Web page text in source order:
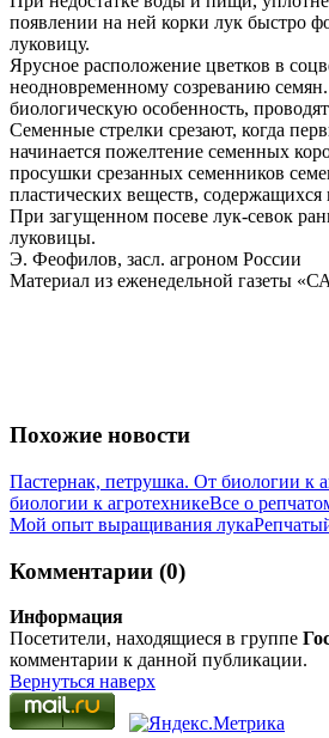
появлении на ней корки лук быстро
луковицу.
Ярусное расположение цветков в
неодновременному созреванию
биологическую особенность,
Семенные стрелки срезают, когда
начинается пожелтение семенных
просушки срезанных семенников
пластических веществ, содержащихся
При загущенном посеве лук-севок
луковицы.
Э. Феофилов, засл. агроном России
Материал из еженедельной газеты
Похожие новости
Пастернак, петрушка. От биологии к
биологии к агротехникеВсе о
Мой опыт выращивания лука
Комментарии (0)
Информация
Посетители, находящиеся в группе
комментарии к данной публикации.
Вернуться наверх